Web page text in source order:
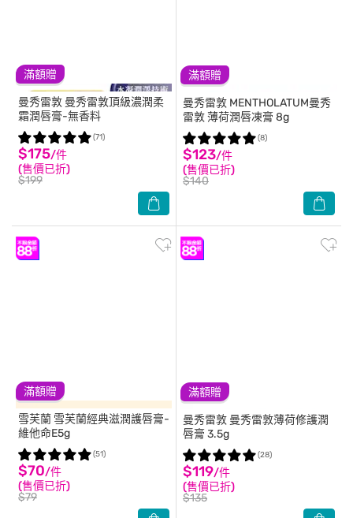
滿額贈
曼秀雷敦 曼秀雷敦頂級濃潤柔
霜潤唇膏-無香料
$175/件
(售價已折)
$199
(71)
滿額贈
曼秀雷敦 MENTHOLATUM曼秀
雷敦 薄荷潤唇凍膏 8g
$123/件
(售價已折)
$140
(8)
滿額贈
雪芙蘭 雪芙蘭經典滋潤護唇膏-
維他命E5g
$70/件
(售價已折)
$79
(51)
滿額贈
曼秀雷敦 曼秀雷敦薄荷修護潤
唇膏 3.5g
$119/件
(售價已折)
$135
(28)